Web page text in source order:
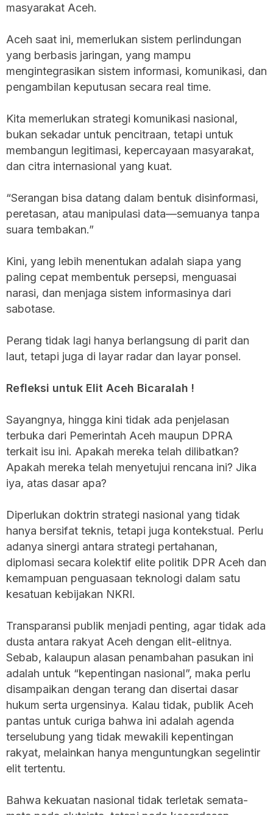
masyarakat Aceh.
Aceh saat ini, memerlukan sistem perlindungan
yang berbasis jaringan, yang mampu
mengintegrasikan sistem informasi, komunikasi, dan
pengambilan keputusan secara real time.
Kita memerlukan strategi komunikasi nasional,
bukan sekadar untuk pencitraan, tetapi untuk
membangun legitimasi, kepercayaan masyarakat,
dan citra internasional yang kuat.
“Serangan bisa datang dalam bentuk disinformasi,
peretasan, atau manipulasi data—semuanya tanpa
suara tembakan.”
Kini, yang lebih menentukan adalah siapa yang
paling cepat membentuk persepsi, menguasai
narasi, dan menjaga sistem informasinya dari
sabotase.
Perang tidak lagi hanya berlangsung di parit dan
laut, tetapi juga di layar radar dan layar ponsel.
Refleksi untuk Elit Aceh Bicaralah !
Sayangnya, hingga kini tidak ada penjelasan
terbuka dari Pemerintah Aceh maupun DPRA
terkait isu ini. Apakah mereka telah dilibatkan?
Apakah mereka telah menyetujui rencana ini? Jika
iya, atas dasar apa?
Diperlukan doktrin strategi nasional yang tidak
hanya bersifat teknis, tetapi juga kontekstual. Perlu
adanya sinergi antara strategi pertahanan,
diplomasi secara kolektif elite politik DPR Aceh dan
kemampuan penguasaan teknologi dalam satu
kesatuan kebijakan NKRI.
Transparansi publik menjadi penting, agar tidak ada
dusta antara rakyat Aceh dengan elit-elitnya.
Sebab, kalaupun alasan penambahan pasukan ini
adalah untuk “kepentingan nasional”, maka perlu
disampaikan dengan terang dan disertai dasar
hukum serta urgensinya. Kalau tidak, publik Aceh
pantas untuk curiga bahwa ini adalah agenda
terselubung yang tidak mewakili kepentingan
rakyat, melainkan hanya menguntungkan segelintir
elit tertentu.
Bahwa kekuatan nasional tidak terletak semata-